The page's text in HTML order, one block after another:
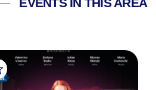
EVENTS IN THIS AREA